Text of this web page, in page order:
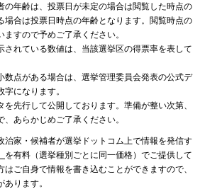
年齢は、投票日が未定の場合は閲覧した時点の
場合は投票日時点の年齢となります。閲覧時点の
すので予めご了承ください。
れている数値は、当該選挙区の得票率を表して
点がある場合は、選挙管理委員会発表の公式デ
になります。
先行して公開しております。準備が整い次第、
あらかじめご了承ください。
家・候補者が選挙ドットコム上で情報を発信す
を有料（選挙種別ごとに同一価格）でご提供して
ご自身で情報を書き込むことができますので、
ります。